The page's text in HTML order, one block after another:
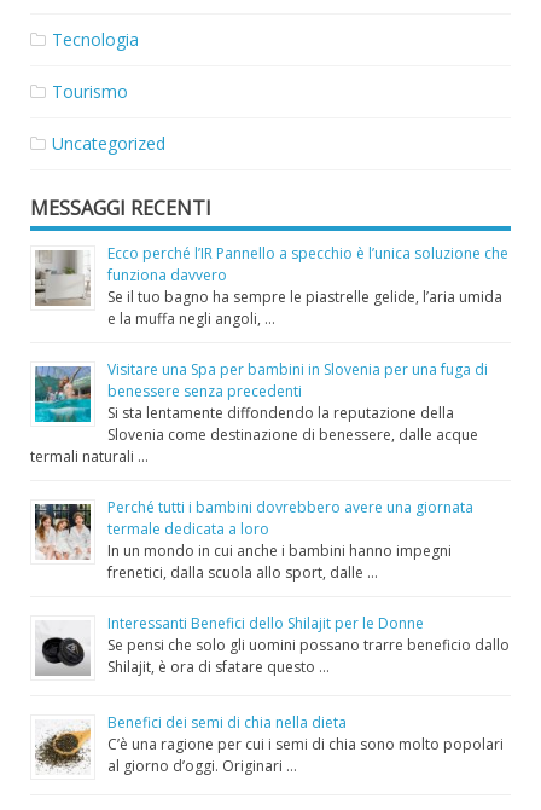
Tecnologia
Tourismo
Uncategorized
MESSAGGI RECENTI
Ecco perché l’IR Pannello a specchio è l’unica soluzione che
funziona davvero
Se il tuo bagno ha sempre le piastrelle gelide, l’aria umida
e la muffa negli angoli, …
Visitare una Spa per bambini in Slovenia per una fuga di
benessere senza precedenti
Si sta lentamente diffondendo la reputazione della
Slovenia come destinazione di benessere, dalle acque
termali naturali …
Perché tutti i bambini dovrebbero avere una giornata
termale dedicata a loro
In un mondo in cui anche i bambini hanno impegni
frenetici, dalla scuola allo sport, dalle …
Interessanti Benefici dello Shilajit per le Donne
Se pensi che solo gli uomini possano trarre beneficio dallo
Shilajit, è ora di sfatare questo …
Benefici dei semi di chia nella dieta
C’è una ragione per cui i semi di chia sono molto popolari
al giorno d’oggi. Originari …